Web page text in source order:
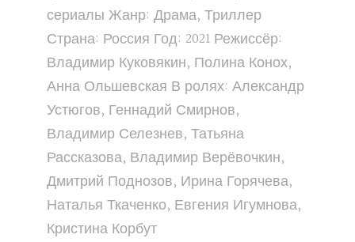
сериалы Жанр: Драма, Триллер
Страна: Россия Год: 2021 Режиссёр:
Владимир Куковякин, Полина Конох,
Анна Ольшевская В ролях: Александр
Устюгов, Геннадий Смирнов,
Владимир Селезнев, Татьяна
Рассказова, Владимир Верёвочкин,
Дмитрий Поднозов, Ирина Горячева,
Наталья Ткаченко, Евгения Игумнова,
Кристина Корбут